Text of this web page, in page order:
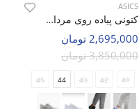
ASICS
کتونی پیاده روی مردانه اسیکس Asics Stride Blast M
2,695,000 تومان
3,850,000 تومان
41
42
43
44
45